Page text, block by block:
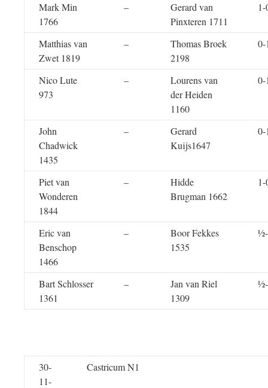
Mark Min
1766
–
Gerard van
Pinxteren 1711
Matthias van
Zwet 1819
–
Thomas Broek
2198
0-
Nico Lute
973
–
Lourens van
der Heiden
1160
0-
John
Chadwick
1435
–
Gerard
Kuijs1647
0-
Piet van
Wonderen
1844
–
Hidde
Brugman 1662
Eric van
Benschop
1466
–
Boor Fekkes
1535
Bart Schlosser
1361
–
Jan van Riel
1309
30-
11-
Castricum N1